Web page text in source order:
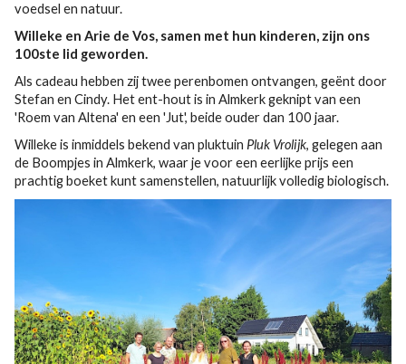
voedsel en natuur.
Willeke en Arie de Vos, samen met hun kinderen, zijn ons
100ste lid geworden.
Als cadeau hebben zij twee perenbomen ontvangen, geënt door
Stefan en Cindy. Het ent-hout is in Almkerk geknipt van een
'Roem van Altena' en een 'Jut', beide ouder dan 100 jaar.
Willeke is inmiddels bekend van pluktuin Pluk Vrolijk, gelegen aan
de Boompjes in Almkerk, waar je voor een eerlijke prijs een
prachtig boeket kunt samenstellen, natuurlijk volledig biologisch.